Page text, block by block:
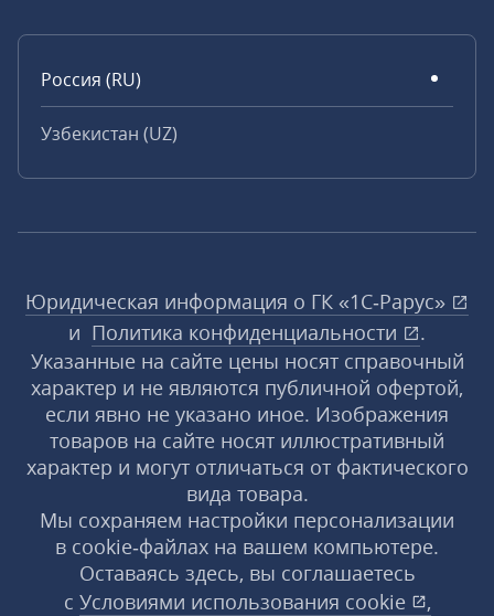
Россия (RU)
Узбекистан (UZ)
Юридическая информация о ГК «1С‑Рарус»
и Политика конфиденциальности
.
Указанные на сайте цены носят справочный
характер и не являются публичной офертой,
если явно не указано иное. Изображения
товаров на сайте носят иллюстративный
характер и могут отличаться от фактического
вида товара.
Мы сохраняем настройки персонализации
в cookie‑файлах на вашем компьютере.
Оставаясь здесь, вы соглашаетесь
с Условиями использования cookie ,